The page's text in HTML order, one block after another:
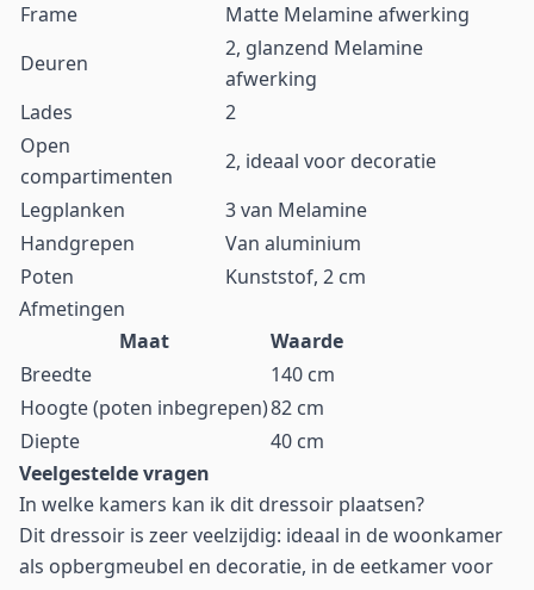
Frame
Matte Melamine afwerking
Deuren
2, glanzend Melamine
afwerking
Lades
2
Open
compartimenten
2, ideaal voor decoratie
Legplanken
3 van Melamine
Handgrepen
Van aluminium
Poten
Kunststof, 2 cm
Afmetingen
Maat
Waarde
Breedte
140 cm
Hoogte (poten inbegrepen)82 cm
Diepte
40 cm
Veelgestelde vragen
In welke kamers kan ik dit dressoir plaatsen?
Dit dressoir is zeer veelzijdig: ideaal in de woonkamer
als opbergmeubel en decoratie, in de eetkamer voor